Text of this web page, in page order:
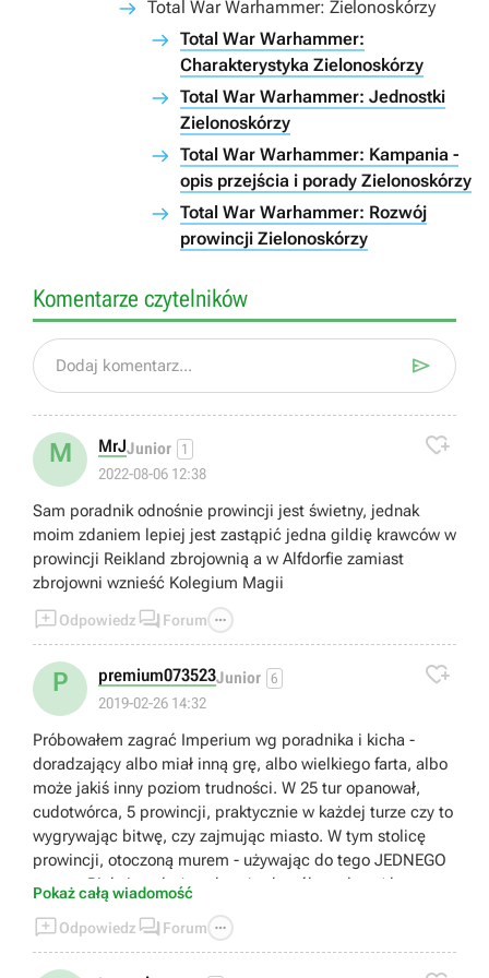
Total War Warhammer: Zielonoskórzy
Total War Warhammer:
Charakterystyka Zielonoskórzy
Total War Warhammer: Jednostki
Zielonoskórzy
Total War Warhammer: Kampania -
opis przejścia i porady Zielonoskórzy
Total War Warhammer: Rozwój
prowincji Zielonoskórzy
Komentarze czytelników
Dodaj komentarz... 
M MrJJunior 1
2022-08-06 12:38

Sam poradnik odnośnie prowincji jest świetny, jednak
moim zdaniem lepiej jest zastąpić jedna gildię krawców w
prowincji Reikland zbrojownią a w Alfdorfie zamiast
zbrojowni wznieść Kolegium Magii
Odpowiedz  Forum 
P premium073523Junior 6
2019-02-26 14:32

Próbowałem zagrać Imperium wg poradnika i kicha -
doradzający albo miał inną grę, albo wielkiego farta, albo
może jakiś inny poziom trudności. W 25 tur opanował,
cudotwórca, 5 prowincji, praktycznie w każdej turze czy to
wygrywając bitwę, czy zajmując miasto. W tym stolicę
prowincji, otoczoną murem - używając do tego JEDNEGO
tarana. Pięknie, tyle że gdy też tak próbowałem (dwoma
na wszelki wypadek) okazało się, że garnizon stolicy jest
większy od mojej armii oblegającej i niby na zasadzie
Pyrrusa to miasto zdobyłem - ale potem nie było już czym
Pokaż całą wiadomość
Odpowiedz  Forum 